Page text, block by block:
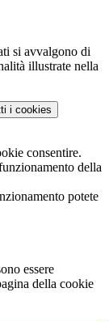
si avvalgono di
illustrate nella
i cookies
consentire.
della
potete
essere
della cookie